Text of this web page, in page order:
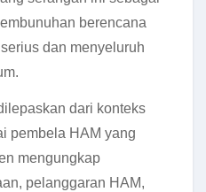
berencana
dan menyeluruh
dari konteks
pembela HAM yang
mengungkap
pelanggaran HAM,